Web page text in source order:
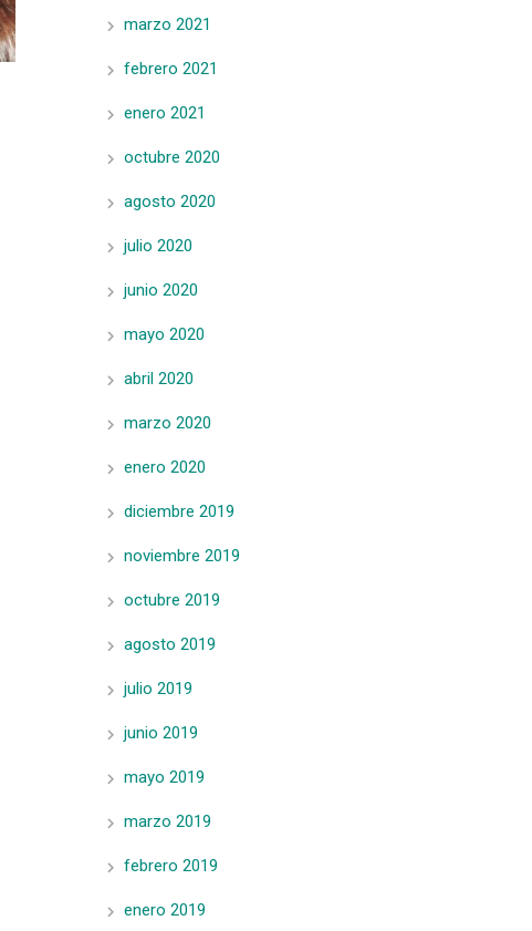
marzo 2021
febrero 2021
enero 2021
octubre 2020
agosto 2020
julio 2020
junio 2020
mayo 2020
abril 2020
marzo 2020
enero 2020
diciembre 2019
noviembre 2019
octubre 2019
agosto 2019
julio 2019
junio 2019
mayo 2019
marzo 2019
febrero 2019
enero 2019